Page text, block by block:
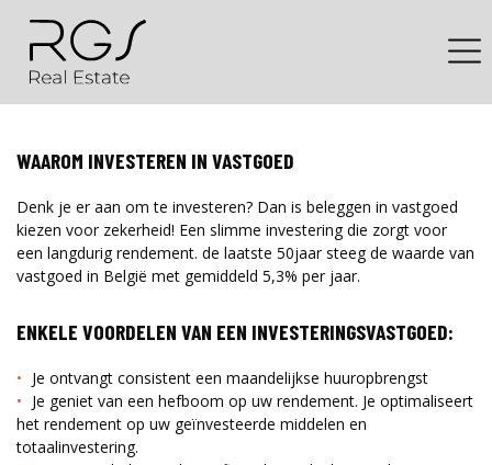
WAAROM INVESTEREN IN VASTGOED
Denk je er aan om te investeren? Dan is beleggen in vastgoed
kiezen voor zekerheid! Een slimme investering die zorgt voor
een langdurig rendement. de laatste 50jaar steeg de waarde van
vastgoed in België met gemiddeld 5,3% per jaar.
ENKELE VOORDELEN VAN EEN INVESTERINGSVASTGOED:
Je ontvangt consistent een maandelijkse huuropbrengst
Je geniet van een hefboom op uw rendement. Je optimaliseert
het rendement op uw geïnvesteerde middelen en
totaalinvestering.